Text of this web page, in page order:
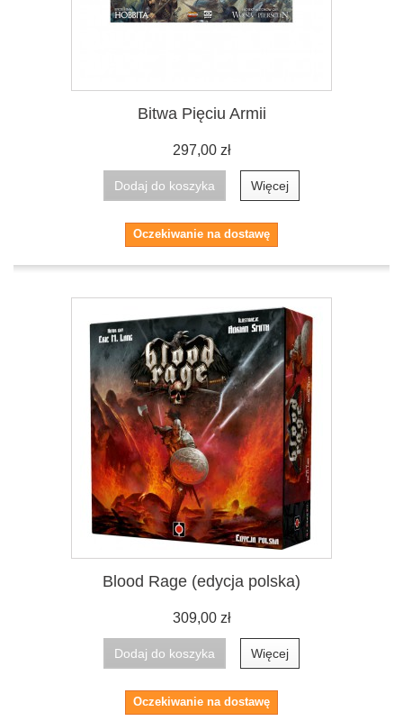
Bitwa Pięciu Armii
297,00 zł
Dodaj do koszyka Więcej
Oczekiwanie na dostawę
Blood Rage (edycja polska)
309,00 zł
Dodaj do koszyka Więcej
Oczekiwanie na dostawę